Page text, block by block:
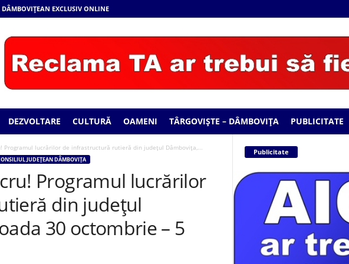
DÂMBOVIȚEAN EXCLUSIV ONLINE
DEZVOLTARE CULTURĂ OAMENI TÂRGOVIȘTE – DÂMBOVIȚA PUBLICITATE
Programul lucrărilor de infrastructură rutieră din județul Dâmbovița,...
JUDEȚEAN DÂMBOVIȚA
Programul lucrărilor
din județul
30 octombrie – 5
Publicitate